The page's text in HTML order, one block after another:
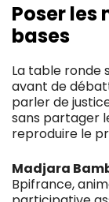
Poser les
bases
La table ronde
avant de
parler de
sans partager
reproduire le
Madjara
Bpifrance,